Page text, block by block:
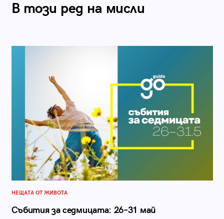
В този ред на мисли
НЕЩАТА ОТ ЖИВОТА
Събития за седмицата: 26–31 май